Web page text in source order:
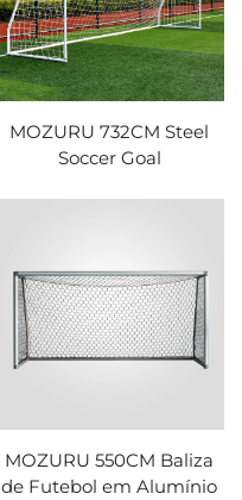
MOZURU 732CM Steel
Soccer Goal
MOZURU 550CM Baliza
de Futebol em Alumínio